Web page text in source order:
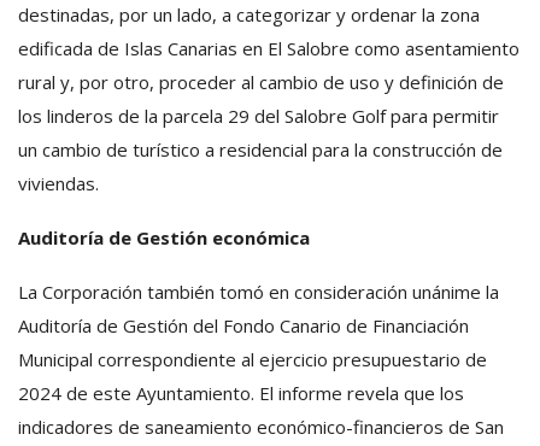
destinadas, por un lado, a categorizar y ordenar la zona
edificada de Islas Canarias en El Salobre como asentamiento
rural y, por otro, proceder al cambio de uso y definición de
los linderos de la parcela 29 del Salobre Golf para permitir
un cambio de turístico a residencial para la construcción de
viviendas.
Auditoría de Gestión económica
La Corporación también tomó en consideración unánime la
Auditoría de Gestión del Fondo Canario de Financiación
Municipal correspondiente al ejercicio presupuestario de
2024 de este Ayuntamiento. El informe revela que los
indicadores de saneamiento económico-financieros de San